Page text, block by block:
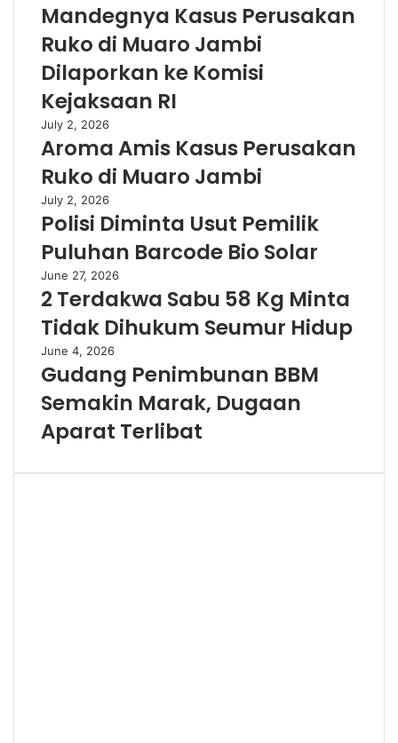
Mandegnya Kasus Perusakan
Ruko di Muaro Jambi
Dilaporkan ke Komisi
Kejaksaan RI
July 2, 2026
Aroma Amis Kasus Perusakan
Ruko di Muaro Jambi
July 2, 2026
Polisi Diminta Usut Pemilik
Puluhan Barcode Bio Solar
June 27, 2026
2 Terdakwa Sabu 58 Kg Minta
Tidak Dihukum Seumur Hidup
June 4, 2026
Gudang Penimbunan BBM
Semakin Marak, Dugaan
Aparat Terlibat